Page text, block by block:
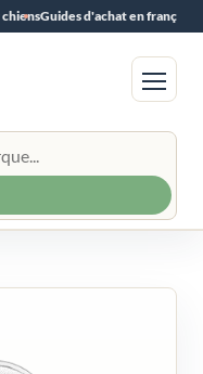
Guides d'achat en français
Menu